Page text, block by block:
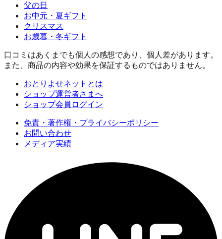
父の日
お中元・夏ギフト
クリスマス
お歳暮・冬ギフト
口コミはあくまでも個人の感想であり、個人差があります。
また、商品の内容や効果を保証するものではありません。
おとりよせネットとは
ショップ運営者さまへ
ショップ会員ログイン
免責・著作権・プライバシーポリシー
お問い合わせ
メディア実績